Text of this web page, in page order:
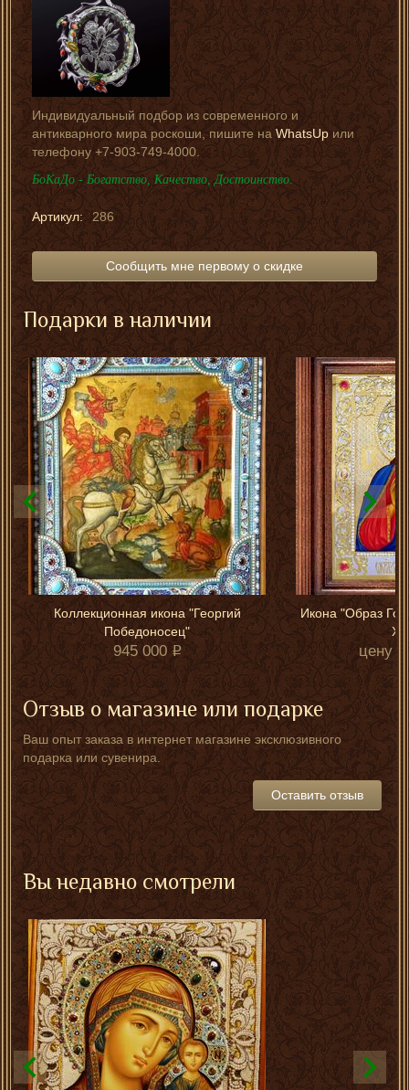
Индивидуальный подбор из современного и
антикварного мира роскоши, пишите наWhatsUpили
телефону +7-903-749-4000.
БоКаДо - Богатство, Качество, Достоинство.
Артикул: 286
Сообщить мне первому о скидке
Подарки в наличии
Коллекционная икона "Георгий
Победоносец"
945 000
Икона "Образ
цену
Отзыв о магазине или подарке
Ваш опыт заказа в интернет магазине эксклюзивного
подарка или сувенира.
Оставить отзыв
Вы недавно смотрели